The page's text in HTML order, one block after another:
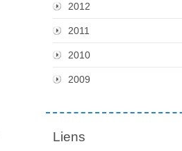
2012
2011
2010
2009
Liens